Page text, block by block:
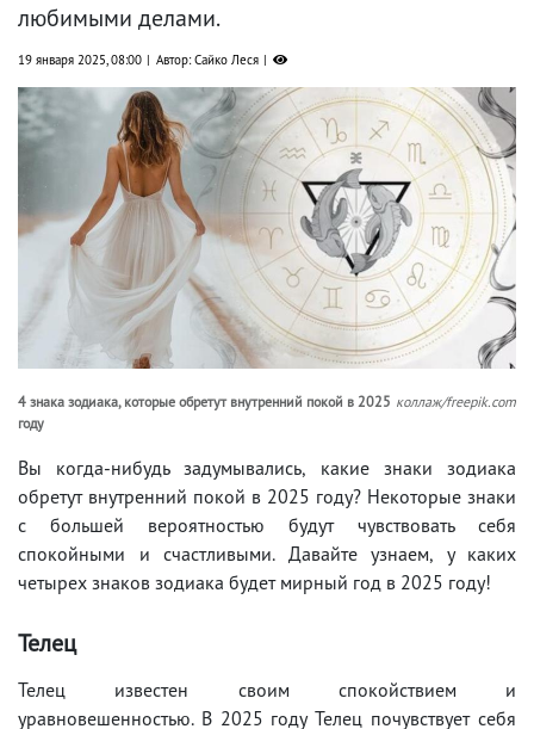
любимыми делами.
19 января 2025, 08:00 Автор: Сайко Леся
4 знака зодиака, которые обретут внутренний покой в ​​2025
году
коллаж/freepik.com
Вы когда-нибудь задумывались, какие знаки зодиака
обретут внутренний покой в ​​2025 году? Некоторые знаки
с большей вероятностью будут чувствовать себя
спокойными и счастливыми. Давайте узнаем, у каких
четырех знаков зодиака будет мирный год в 2025 году!
Телец
Телец известен своим спокойствием и
уравновешенностью. В 2025 году Телец почувствует себя